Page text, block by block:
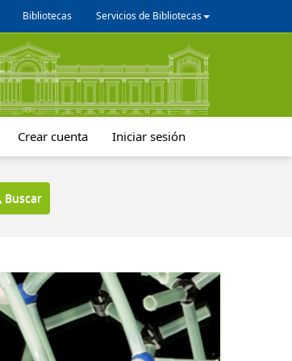
Bibliotecas Servicios de Bibliotecas
Crear cuenta Iniciar sesión
Buscar